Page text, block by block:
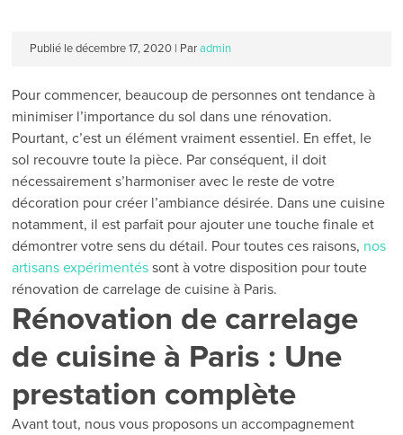
Publié le décembre 17, 2020 | Par admin
Pour commencer, beaucoup de personnes ont tendance à
minimiser l’importance du sol dans une rénovation.
Pourtant, c’est un élément vraiment essentiel. En effet, le
sol recouvre toute la pièce. Par conséquent, il doit
nécessairement s’harmoniser avec le reste de votre
décoration pour créer l’ambiance désirée. Dans une cuisine
notamment, il est parfait pour ajouter une touche finale et
démontrer votre sens du détail. Pour toutes ces raisons, nos
artisans expérimentés sont à votre disposition pour toute
rénovation de carrelage de cuisine à Paris.
Rénovation de carrelage
de cuisine à Paris : Une
prestation complète
Avant tout, nous vous proposons un accompagnement